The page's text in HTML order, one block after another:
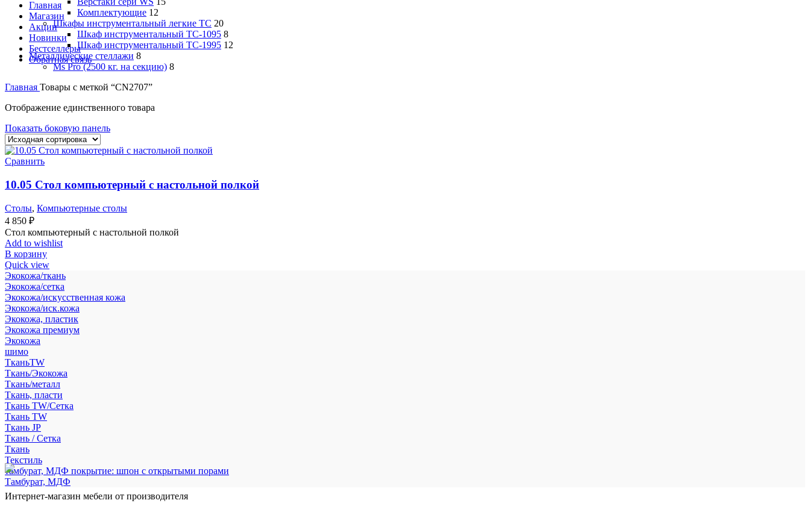
Главная
Магазин
Акции
Новинки
Бестселлеры
Обратная связь
Комплектующие 12
Шкафы инструментальный легкие ТС 20
Шкаф инструментальный TC-1095 8
Шкаф инструментальный TC-1995 12
Металлические стеллажи 8
Ms Pro (2500 кг. на секцию) 8
Главная Товары с меткой “CN2707”
Отображение единственного товара
Показать боковую панель
Сравнить
10.05 Стол компьютерный с настольной полкой
Столы, Компьютерные столы
4 850 ₽
Стол компьютерный с настольной полкой
Add to wishlist
В корзину
Quick view
Экокожа/ткань
Экокожа/сетка
Экокожа/искусственная кожа
Экокожа/иск.кожа
Экокожа, пластик
Экокожа премиум
Экокожа
шимо
ТканьTW
Ткань/Экокожа
Ткань/металл
Ткань, пласти
Ткань TW/Сетка
Ткань TW
Ткань JP
Ткань / Сетка
Ткань
Текстиль
тамбурат, МДФ покрытие: шпон с открытыми порами
Тамбурат, МДФ
Интернет-магазин мебели от производителя